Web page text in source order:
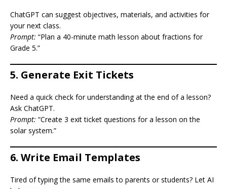
ChatGPT can suggest objectives, materials, and activities for
your next class.
Prompt: “Plan a 40-minute math lesson about fractions for
Grade 5.”
5. Generate Exit Tickets
Need a quick check for understanding at the end of a lesson?
Ask ChatGPT.
Prompt: “Create 3 exit ticket questions for a lesson on the
solar system.”
6. Write Email Templates
Tired of typing the same emails to parents or students? Let AI